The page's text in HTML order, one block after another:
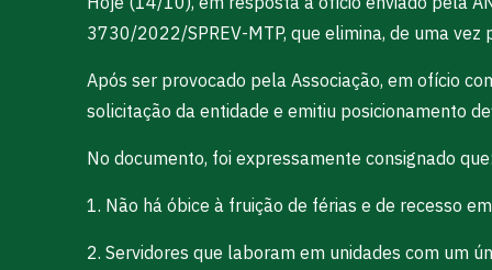
3730/2022/SPREV-MTP, que elimina, de uma
Após ser provocado pela Associação, em ofício
solicitação da entidade e emitiu posicionamento
No documento, foi expressamente consignado
1. Não há óbice à fruição de férias e de recesso
2. Servidores que laboram em unidades com um